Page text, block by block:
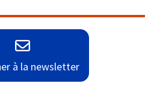
à la newsletter